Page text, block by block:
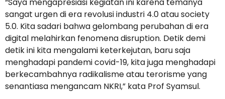
sangat urgen di era revolusi industri 4.0 atau society
5.0. Kita sadari bahwa gelombang perubahan di era
digital melahirkan fenomena disruption. Detik demi
detik ini kita mengalami keterkejutan, baru saja
menghadapi pandemi covid-19, kita juga menghadapi
berkecambahnya radikalisme atau terorisme yang
senantiasa mengancam NKRI,” kata Prof Syamsul.